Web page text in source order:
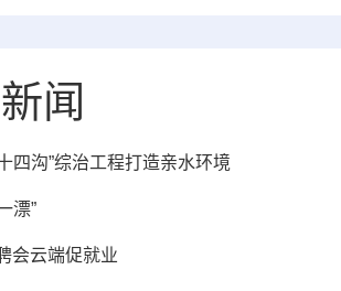
闻
四沟”综治工程打造亲水环境
漂”
会云端促就业